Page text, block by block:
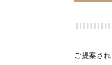
ご提案さ